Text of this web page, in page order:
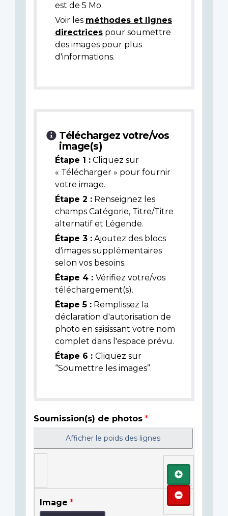
est de 5 Mo.
Voir les méthodes et lignes
directrices pour soumettre
des images pour plus
d'informations.
Téléchargez votre/vos
image(s)
Étape 1 : Cliquez sur
« Télécharger » pour fournir
votre image.
Étape 2 : Renseignez les
champs Catégorie, Titre/Titre
alternatif et Légende.
Étape 3 : Ajoutez des blocs
d'images supplémentaires
selon vos besoins.
Étape 4 : Vérifiez votre/vos
téléchargement(s).
Étape 5 : Remplissez la
déclaration d'autorisation de
photo en saisissant votre nom
complet dans l'espace prévu.
Étape 6 : Cliquez sur
“Soumettre les images”.
Soumission(s) de photos
Afficher le poids des lignes
Image
Ajouter
Retirer